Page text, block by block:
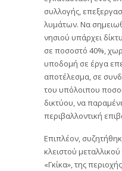
συλλογής,
λυμάτων. Να
νησιού υπάρχει
σε ποσοστό 40%,
υποδομή σε έργα
αποτέλεσμα, σε
του υπόλοιπου
δικτύου, να
περιβαλλοντική
Επιπλέον,
κλειστού
«Γκίκα», της